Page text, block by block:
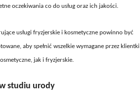
oczekiwania co do usług oraz ich jakości.
usługi fryzjerskie i kosmetyczne powinno być
aby spełnić wszelkie wymagane przez klientki
jak i fryzjerskie.
studiu urody